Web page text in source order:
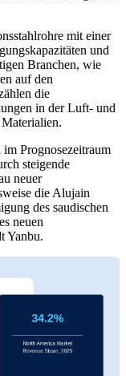
mit einer
und
Branchen, wie
auf den
die
in der Luft- und
Prognosezeitraum
steigende
neuer
die Alujain
des saudischen
neuen
Yanbu.